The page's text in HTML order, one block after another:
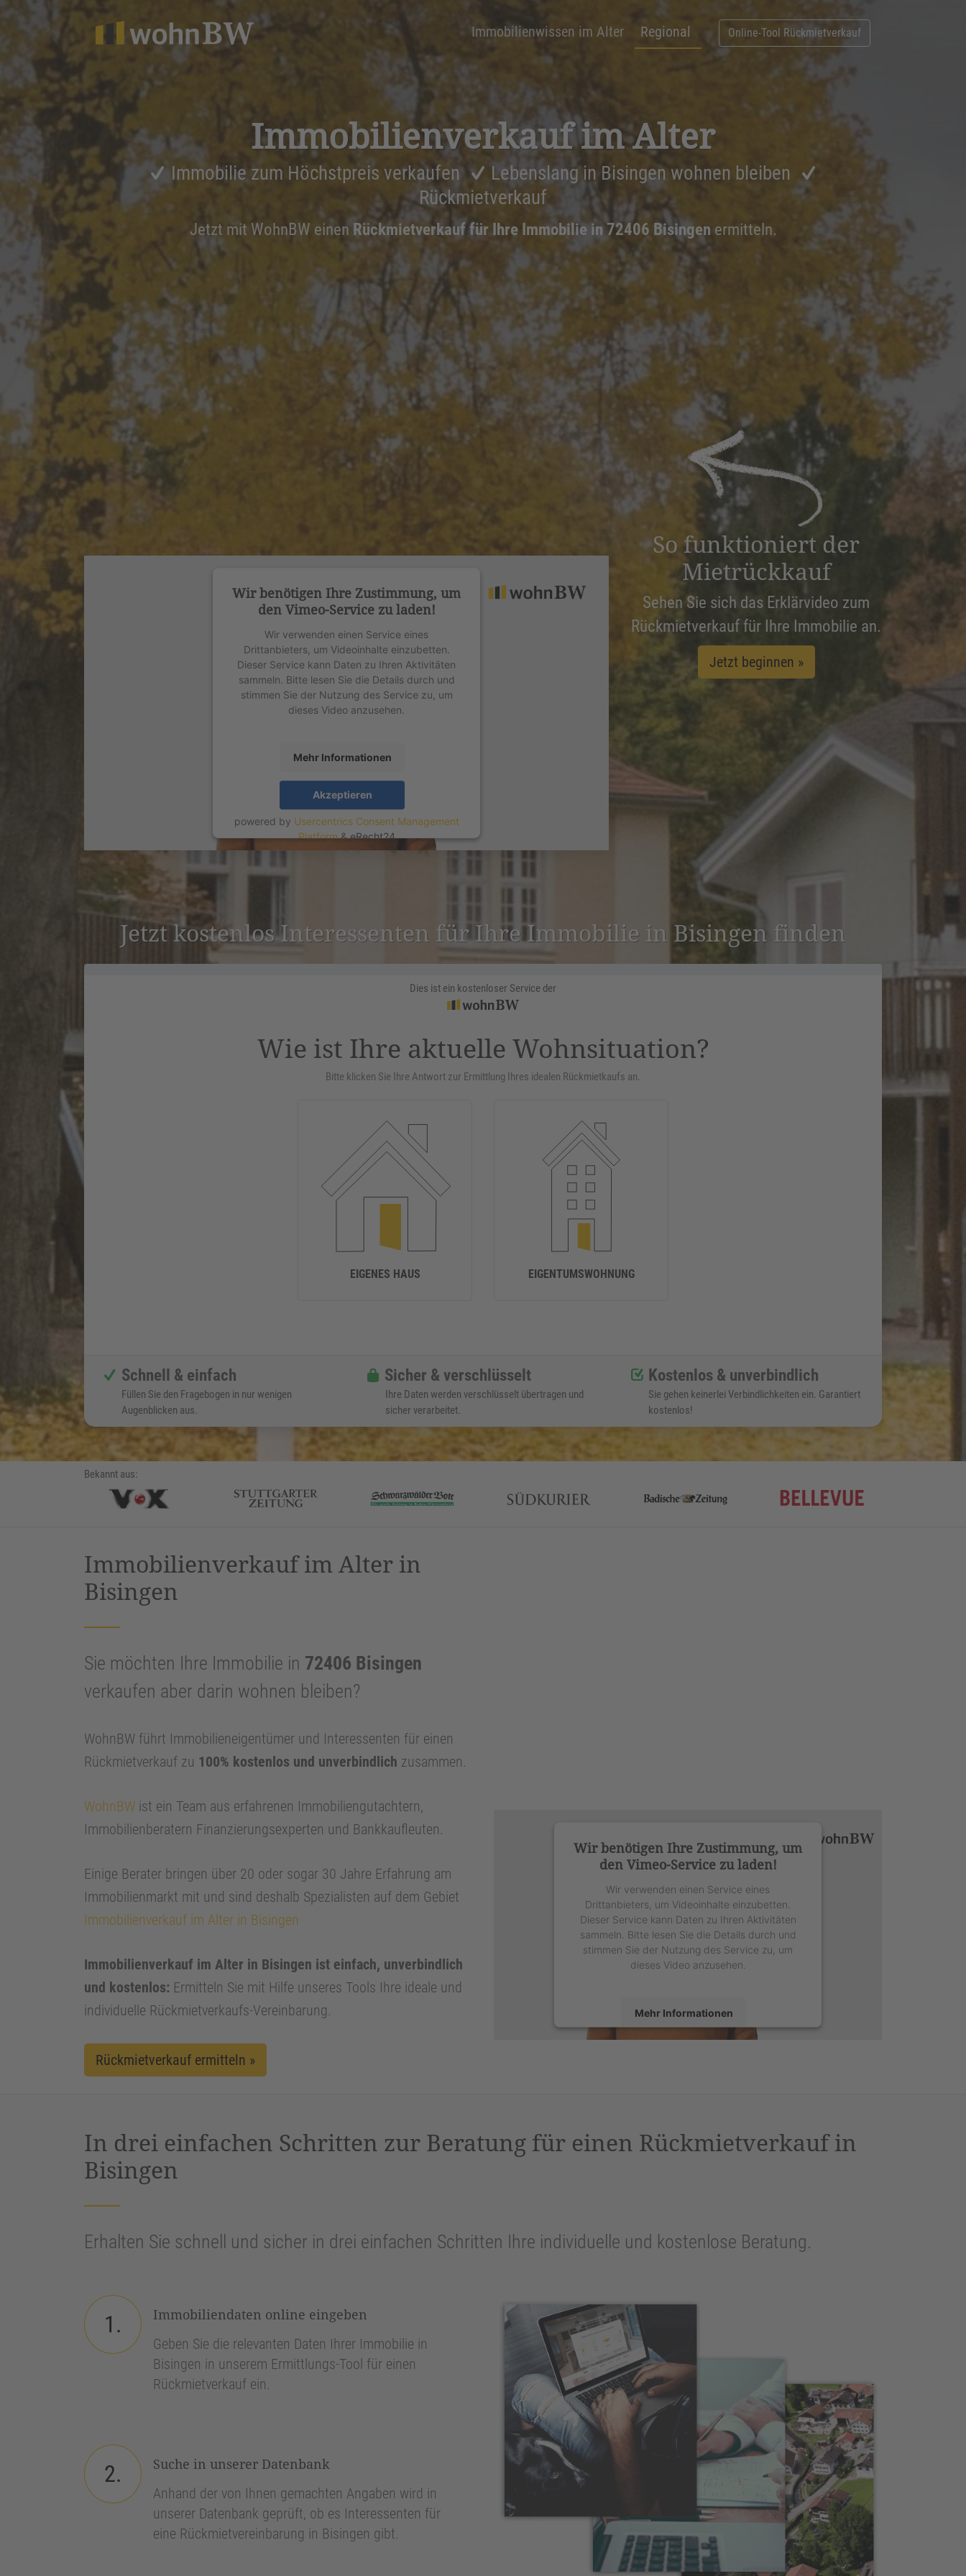
Immobilienwissen im Alter Regional Online-Tool Rückmietverkauf
Immobi­li­en­ver­kauf im Alter
Immobilie zum Höchstpreis verkaufen
Lebenslang in Bisingen wohnen bleiben
Rückmietverkauf
Jetzt mit WohnBW einen Rückmietverkauf für Ihre Immobilie in 72406 Bisingen ermitteln.
Wir benötigen Ihre Zustimmung, um
den Vimeo-Service zu laden!
Wir verwenden einen Service eines
Drittanbieters, um Videoinhalte einzubetten.
Dieser Service kann Daten zu Ihren Aktivitäten
sammeln. Bitte lesen Sie die Details durch und
stimmen Sie der Nutzung des Service zu, um
dieses Video anzusehen.
Mehr Informationen
Akzeptieren
powered by Usercentrics Consent Management
Platform&eRecht24
So funktioniert der
Mietrückkauf
Sehen Sie sich das Erklärvideo zum
Rückmietverkauf für Ihre Immobilie an.
Jetzt beginnen »
Jetzt kostenlos Inter­es­senten für Ihre Immobilie in Bisingen finden
Dies ist ein kostenloser Service der
Wie ist Ihre aktuelle Wohnsituation?
Bitte klicken Sie Ihre Antwort zur Ermittlung Ihres idealen Rückmietkaufs an.
EIGENES HAUS EIGENTUMSWOHNUNG
Schnell & einfach
Füllen Sie den Fragebogen in nur wenigen
Augenblicken aus.
Sicher & verschlüsselt
Ihre Daten werden verschlüsselt übertragen und
sicher verarbeitet.
Kostenlos & unverbindlich
Sie gehen keinerlei Verbindlichkeiten ein. Garantiert
kostenlos!
Bekannt aus:
Immobilienverkauf im Alter in
Bisingen
Sie möchten Ihre Immobilie in 72406 Bisingen
verkaufen aber darin wohnen bleiben?
WohnBW führt Immobilieneigentümer und Interessenten für einen
Rückmietverkauf zu 100% kostenlos und unverbindlich zusammen.
WohnBW ist ein Team aus erfahrenen Immobiliengutachtern,
Immobilienberatern Finanzierungsexperten und Bankkaufleuten.
Einige Berater bringen über 20 oder sogar 30 Jahre Erfahrung am
Immobilienmarkt mit und sind deshalb Spezialisten auf dem Gebiet
Immobilienverkauf im Alter in Bisingen
Immobilienverkauf im Alter in Bisingen ist einfach, unverbindlich
und kostenlos: Ermitteln Sie mit Hilfe unseres Tools Ihre ideale und
individuelle Rückmietverkaufs-Vereinbarung.
Rückmietverkauf ermitteln »
Wir benötigen Ihre Zustimmung, um
den Vimeo-Service zu laden!
Wir verwenden einen Service eines
Drittanbieters, um Videoinhalte einzubetten.
Dieser Service kann Daten zu Ihren Aktivitäten
sammeln. Bitte lesen Sie die Details durch und
stimmen Sie der Nutzung des Service zu, um
dieses Video anzusehen.
Mehr Informationen
In drei einfachen Schritten zur Beratung für einen Rückmietverkauf in
Bisingen
Erhalten Sie schnell und sicher in drei einfachen Schritten Ihre individuelle und kostenlose Beratung.
1.
Immobiliendaten online eingeben
Geben Sie die relevanten Daten Ihrer Immobilie in
Bisingen in unserem Ermittlungs-Tool für einen
Rückmietverkauf ein.
2.
Suche in unserer Datenbank
Anhand der von Ihnen gemachten Angaben wird in
unserer Datenbank geprüft, ob es Interessenten für
eine Rückmietvereinbarung in Bisingen gibt.